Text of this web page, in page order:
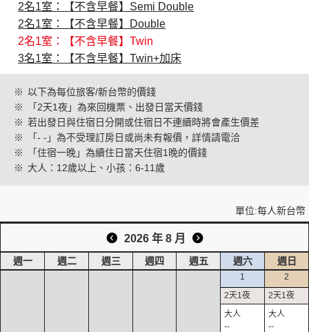
創造旅遊
2名1室：【不含早餐】Semi Double
2名1室：【不含早餐】Double
2名1室：【不含早餐】Twin
3名1室：【不含早餐】Twin+加床
※ 以下為每位旅客/新台幣的價錢
※
「2天1夜」為來回機票、出發日當天價錢
※ 若出發日與住宿日分開或住宿日不連續時將會產生價差
※
「- -」為不受理訂房日或尚未有報價，詳情請電洽
※
「住宿一晚」為續住日當天住宿1晚的價錢
※ 大人：12歲以上、小孩：6-11歲
單位:每人新台幣
2026 年 8 月
週一 週二 週三 週四 週五 週六 週日
1
--
2
--